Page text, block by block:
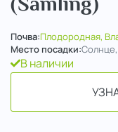
Почва:Плодородная,
Место посадки:
В наличии